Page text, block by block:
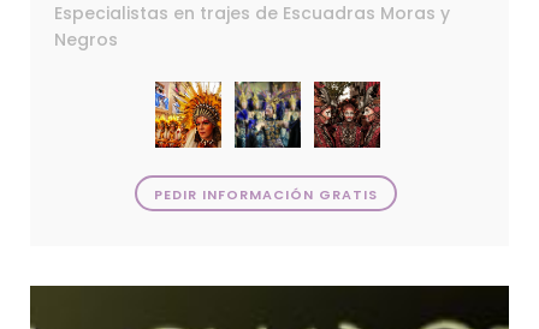
Especialistas en trajes de Escuadras Moras y
Negros
PEDIR INFORMACIÓN GRATIS